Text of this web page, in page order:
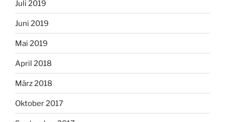
Juli 2019
Juni 2019
Mai 2019
April 2018
März 2018
Oktober 2017